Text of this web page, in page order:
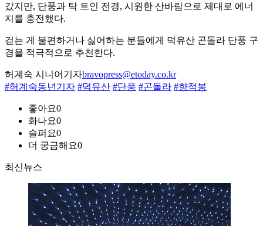
갔지만, 단풍과 탁 트인 전경, 시원한 산바람으로 제대로 에너
지를 충전했다.
걷는 게 불편하거나 싫어하는 분들에게 덕유산 곤돌라 단풍 구
경을 적극적으로 추천한다.
허계숙 시니어기자bravopress@etoday.co.kr
#허계숙동년기자 #덕유산 #단풍 #곤돌라 #향적봉
좋아요0
화나요0
슬퍼요0
더 궁금해요0
최신뉴스